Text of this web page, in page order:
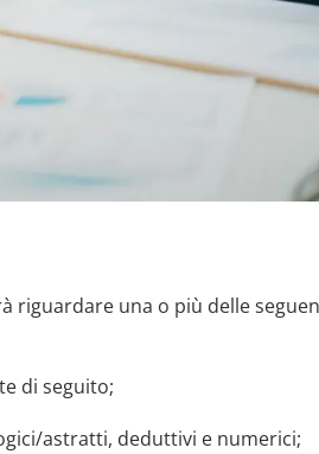
riguardare una o più delle
di seguito;
astratti, deduttivi e numerici;